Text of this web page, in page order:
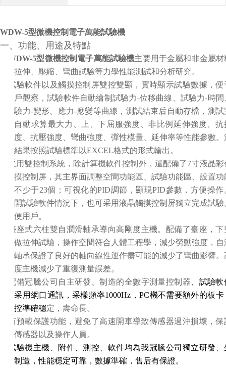
WDW-5型微機控制 電子萬能試驗機
一、功能、用途及特點
WDW-5型微機控制 電子萬能試驗機主要用于金屬和非金屬材
拉伸、壓縮、彎曲試驗等力學性能測試和分析研究。
試驗軟件以及觸摸控制屏雙控雙顯，實時顯示試驗數據，便
戶觀察，試驗軟件自動繪制試驗力-位移曲線、試驗力-時間
驗力-變形、應力-應變等曲線，測試結束后自動存檔，測試
自動求算最大力、上、下屈服強度、非比例延伸強度、抗
度、抗壓強度、彎曲強度、彈性模量、延伸率等性能參數。
結果按照試驗標準以EXCEL格式的形式輸出。
采用雙控制系統，除計算機軟件控制 外， 還配備了7寸液晶彩
摸控制屏，其主界面調整空間功能區、試驗功能區、設置功
不少于23個； 可視化的PID調節，顯現PID參數，方便操作
開試驗軟件情況下，也可采用液晶觸摸控制屏獨立完成試驗
便用戶。
臺座式六柱雙自潤滑軸承導向高剛度主機。 配備了臺座，下
做拉伸試驗，操作空間符合人體工程學，減少勞動強度，自
軸承保證了良好的軸向線性運作盡可能的減少了彎曲影響。
度主機減少了重復測量誤差。
配備冠騰公司自主研發、制造的全數字測量控制器 、試驗
采用網口通訊，采樣頻率1000Hz，PC機不需要額外的板卡
控準確穩定，壽命長。
有預載保護功能，避免了高速開車導致傳感器過沖損壞，保
傳感器以及操作人員。
試驗機主機、附件、測控、軟件均為我冠騰公司獨立研發、
制造，性能穩定可靠，數據準確 ，售后有保證。